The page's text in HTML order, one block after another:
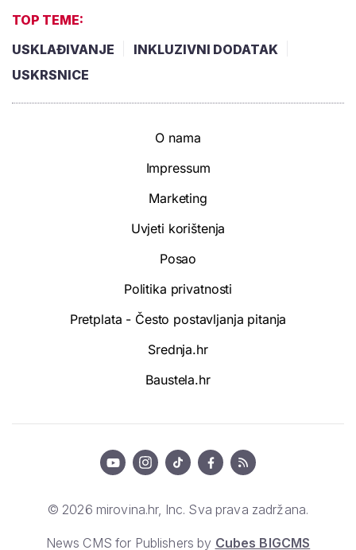
TOP TEME:
USKLAĐIVANJE
INKLUZIVNI DODATAK
USKRSNICE
O nama
Impressum
Marketing
Uvjeti korištenja
Posao
Politika privatnosti
Pretplata - Često postavljanja pitanja
Srednja.hr
Baustela.hr
© 2026 mirovina.hr, Inc. Sva prava zadržana.
News CMS for Publishers by Cubes BIGCMS